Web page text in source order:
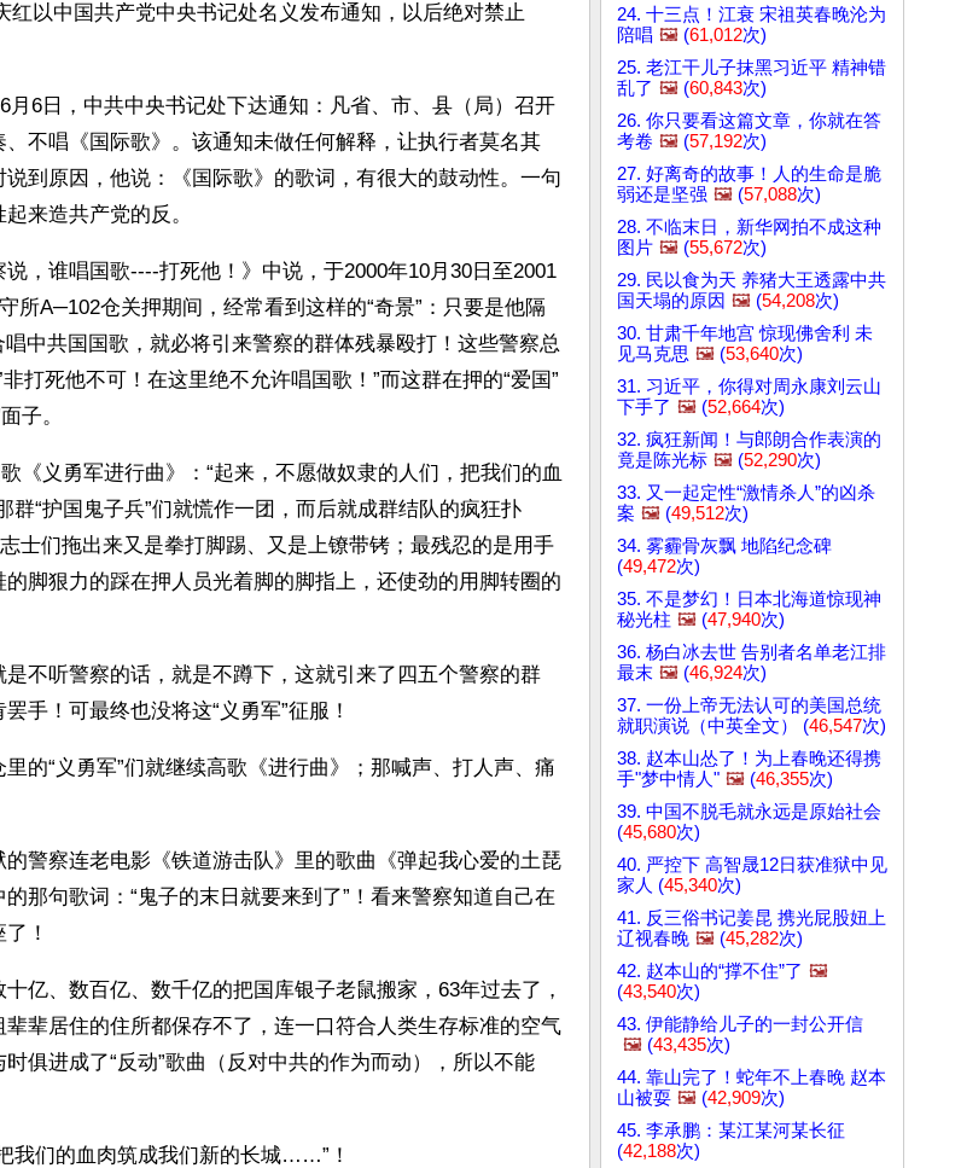
红以中国共产党中央书记处名义发布通知，以后绝对禁止
月6日，中共中央书记处下达通知：凡省、市、县（局）召开
不唱《国际歌》。该通知未做任何解释，让执行者莫名其
到原因，他说：《国际歌》的歌词，有很大的鼓动性。一句
来造共产党的反。
，谁唱国歌----打死他！》中说，于2000年10月30日至2001
所A─102仓关押期间，经常看到这样的“奇景”：只要是他隔
中共国国歌，就必将引来警察的群体残暴殴打！这些警察总
非打死他不可！在这里绝不允许唱国歌！”而这群在押的“爱国”
子。
《义勇军进行曲》：“起来，不愿做奴隶的人们，把我们的血
“护国鬼子兵”们就慌作一团，而后就成群结队的疯狂扑
士们拖出来又是拳打脚踢、又是上镣带铐；最残忍的是用手
脚狠力的踩在押人员光着脚的脚指上，还使劲的用脚转圈的
不听警察的话，就是不蹲下，这就引来了四五个警察的群
手！可最终也没将这“义勇军”征服！
的“义勇军”们就继续高歌《进行曲》；那喊声、打人声、痛
警察连老电影《铁道游击队》里的歌曲《弹起我心爱的土琵
那句歌词：“鬼子的末日就要来到了”！看来警察知道自己在
！
亿、数百亿、数千亿的把国库银子老鼠搬家，63年过去了，
辈居住的住所都保存不了，连一口符合人类生存标准的空气
俱进成了“反动”歌曲（反对中共的作为而动），所以不能
我们的血肉筑成我们新的长城……”！
24. 十三点！江衰 宋祖英春晚沦为
陪唱 🖼️ (61,012次)
25. 老江干儿子抹黑习近平 精神错
乱了 🖼️ (60,843次)
26. 你只要看这篇文章，你就在答
考卷 🖼️ (57,192次)
27. 好离奇的故事！人的生命是脆
弱还是坚强 🖼️ (57,088次)
28. 不临末日，新华网拍不成这种
图片 🖼️ (55,672次)
29. 民以食为天 养猪大王透露中共
国天塌的原因 🖼️ (54,208次)
30. 甘肃千年地宫 惊现佛舍利 未
见马克思 🖼️ (53,640次)
31. 习近平，你得对周永康刘云山
下手了 🖼️ (52,664次)
32. 疯狂新闻！与郎朗合作表演的
竟是陈光标 🖼️ (52,290次)
33. 又一起定性“激情杀人”的凶杀
案 🖼️ (49,512次)
34. 雾霾骨灰飘 地陷纪念碑
(49,472次)
35. 不是梦幻！日本北海道惊现神
秘光柱 🖼️ (47,940次)
36. 杨白冰去世 告别者名单老江排
最末 🖼️ (46,924次)
37. 一份上帝无法认可的美国总统
就职演说（中英全文） (46,547次)
38. 赵本山怂了！为上春晚还得携
手"梦中情人" 🖼️ (46,355次)
39. 中国不脱毛就永远是原始社会
(45,680次)
40. 严控下 高智晟12日获准狱中见
家人 (45,340次)
41. 反三俗书记姜昆 携光屁股妞上
辽视春晚 🖼️ (45,282次)
42. 赵本山的“撑不住”了 🖼️
(43,540次)
43. 伊能静给儿子的一封公开信
🖼️ (43,435次)
44. 靠山完了！蛇年不上春晚 赵本
山被耍 🖼️ (42,909次)
45. 李承鹏：某江某河某长征
(42,188次)